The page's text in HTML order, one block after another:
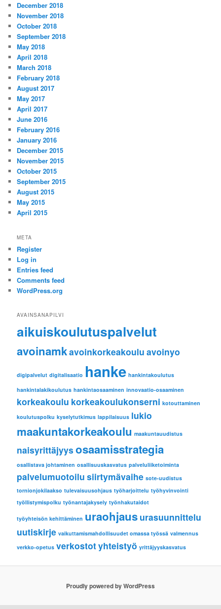
December 2018
November 2018
October 2018
September 2018
May 2018
April 2018
March 2018
February 2018
August 2017
May 2017
April 2017
June 2016
February 2016
January 2016
December 2015
November 2015
October 2015
September 2015
August 2015
May 2015
April 2015
META
Register
Log in
Entries feed
Comments feed
WordPress.org
AVAINSANAPILVI
aikuiskoulutuspalvelut
avoinamkavoinkorkeakoulu avoinyo
digipalvelut digitalisaatio hanke hankintakoulutus
hankintalakikoulutus hankintaosaaminen innovaatio-osaaminen
korkeakoulu korkeakoulukonserni kotouttaminen
koulutuspolku kyselytutkimus lappilaisuus lukio
maakuntakorkeakoulu maakuntauudistus
naisyrittäjyys osaamisstrategia
osallistava johtaminen osallisuuskasvatus palveluliiketoiminta
palvelumuotoilu siirtymävaihe sote-uudistus
tornionjokilaakso tulevaisuusohjaus työharjoittelu työhyvinvointi
työllistymispolku työnantajakysely työnhakutaidot
työyhteisön kehittäminen uraohjaus urasuunnittelu
uutiskirje vaikuttamismahdollisuudet omassa työssä valmennus
verkko-opetus verkostotyhteistyö yrittäjyyskasvatus
Proudly powered by WordPress